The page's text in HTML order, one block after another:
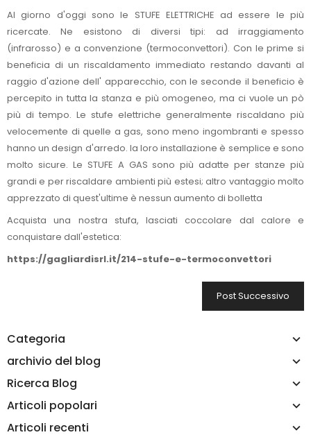
Al giorno d'oggi sono le STUFE ELETTRICHE ad essere le più
ricercate. Ne esistono di diversi tipi: ad irraggiamento
(infrarosso) e a convenzione (termoconvettori). Con le prime si
beneficia di un riscaldamento immediato restando davanti al
raggio d'azione dell' apparecchio, con le seconde il beneficio è
percepito in tutta la stanza e più omogeneo, ma ci vuole un pò
più di tempo. Le stufe elettriche generalmente riscaldano più
velocemente di quelle a gas, sono meno ingombranti e spesso
hanno un design d'arredo. la loro installazione è semplice e sono
molto sicure. Le STUFE A GAS sono più adatte per stanze più
grandi e per riscaldare ambienti più estesi; altro vantaggio molto
apprezzato di quest'ultime è nessun aumento di bolletta
Acquista una nostra stufa, lasciati coccolare dal calore e
conquistare dall'estetica:
https://gagliardisrl.it/214-stufe-e-termoconvettori
Post Successivo
Categoria
archivio del blog
Ricerca Blog
Articoli popolari
Articoli recenti